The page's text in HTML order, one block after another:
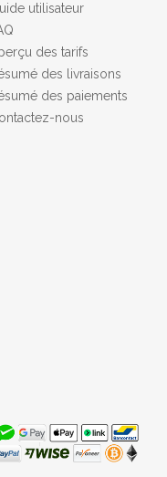
utilisateur
des tarifs
des livraisons
des paiements
nous